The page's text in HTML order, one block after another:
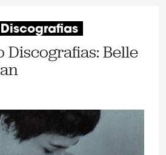
Discografias: Belle